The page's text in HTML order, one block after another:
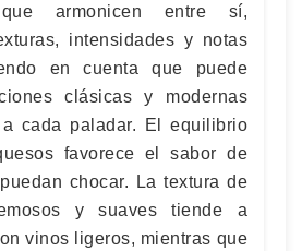
armonicen entre sí,
intensidades y notas
en cuenta que puede
clásicas y modernas
cada paladar. El equilibrio
favorece el sabor de
chocar. La textura de
y suaves tiende a
vinos ligeros, mientras que